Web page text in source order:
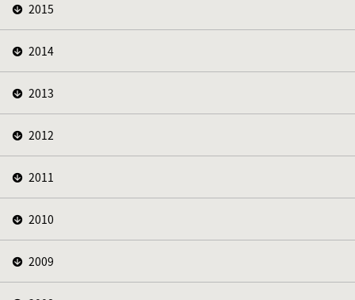
2015
2014
2013
2012
2011
2010
2009